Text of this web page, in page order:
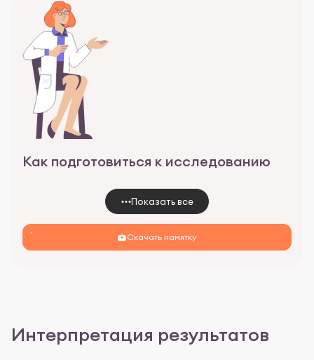
Как подготовиться к исследованию
Показать все
Скачать памятку
Интерпретация результатов